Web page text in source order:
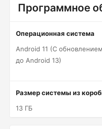
Программное
Операционная система
Android 11 (С обновлением
до Android 13)
Размер системы из
13 ГБ